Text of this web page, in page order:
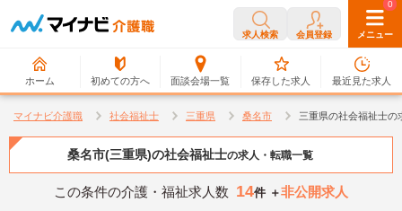
求人検索 会員登録 メニュー
ホーム 初めての方へ 面談会場一覧
0
保存した求人
0
最近見た求人
マイナビ介護職 社会福祉士 三重県 桑名市 三重県の社会福祉士の
桑名市(三重県)の社会福祉士の求人・転職一覧
この条件の介護・福祉求人数 14件 ＋非公開求人